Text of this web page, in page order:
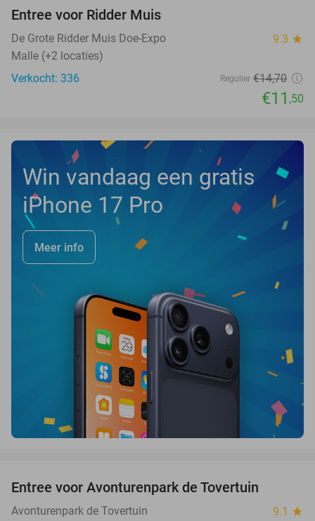
TODAY
Entree voor Ridder Muis
De Grote Ridder Muis Doe-Expo 9.3 star
Malle (+2 locaties)
Verkocht: 336
Regulier €14,70
€11 ,50
Win vandaag een gratis
iPhone 17 Pro
Meer info
Entree voor Avonturenpark de Tovertuin
Avonturenpark de Tovertuin 9.1 star